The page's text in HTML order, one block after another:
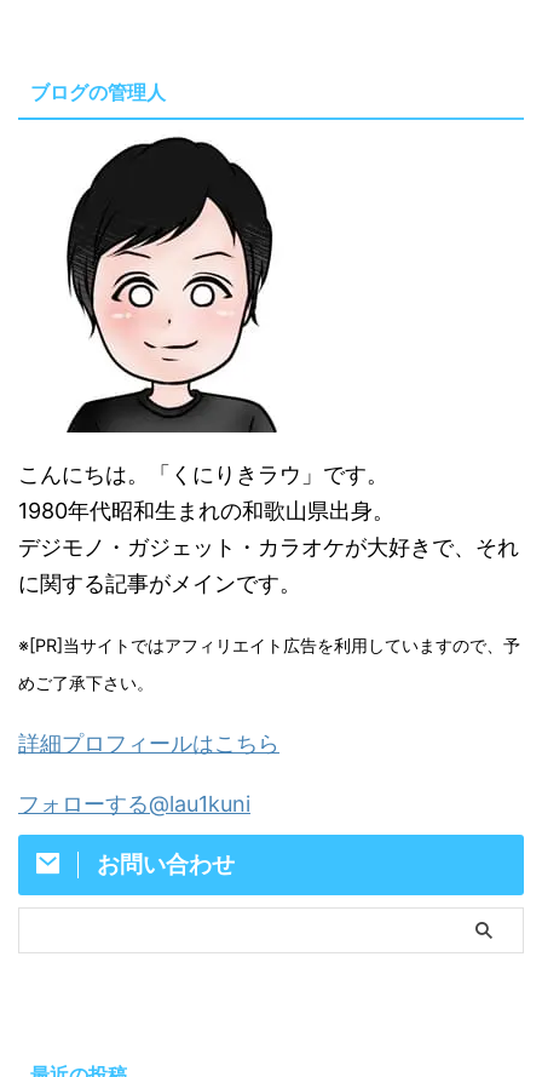
ブログの管理人
こんにちは。「くにりきラウ」です。
1980年代昭和生まれの和歌山県出身。
デジモノ・ガジェット・カラオケが大好きで、それ
に関する記事がメインです。
※[PR]当サイトではアフィリエイト広告を利用していますので、予
めご了承下さい。
詳細プロフィールはこちら
フォローする@lau1kuni
お問い合わせ